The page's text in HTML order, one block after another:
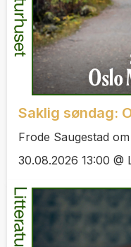
Saklig søndag:
Frode Saugestad
30.08.2026 13:00 @